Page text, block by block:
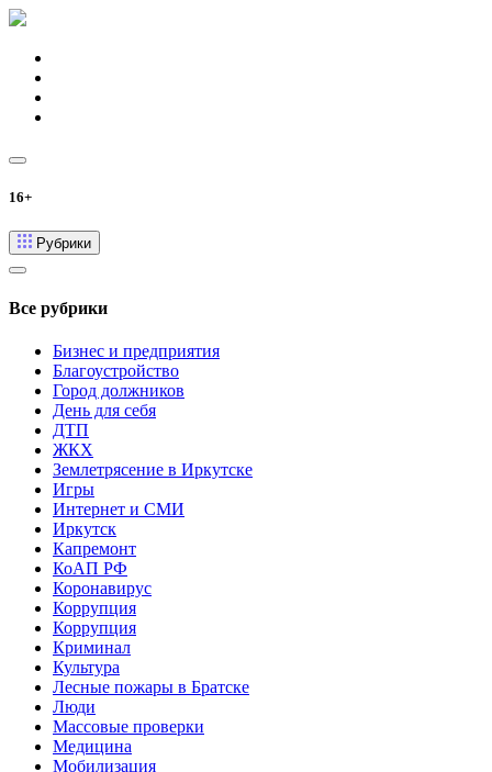
16+
Рубрики
Все рубрики
Бизнес и предприятия
Благоустройство
Город должников
День для себя
ДТП
ЖКХ
Землетрясение в Иркутске
Игры
Интернет и СМИ
Иркутск
Капремонт
КоАП РФ
Коронавирус
Коррупция
Коррупция
Криминал
Культура
Лесные пожары в Братске
Люди
Массовые проверки
Медицина
Мобилизация